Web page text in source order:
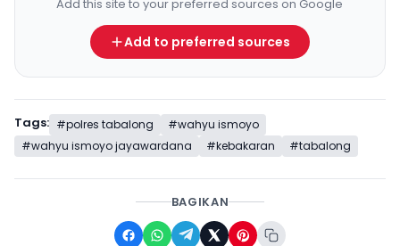
Add this site to your preferred sources on Google
Add to preferred sources
Tags: #polres tabalong
#wahyu ismoyo
#wahyu ismoyo jayawardana
#kebakaran #tabalong
BAGIKAN